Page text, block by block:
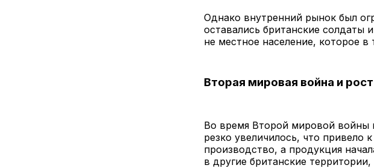
Однако внутренний рынок был
оставались британские солдаты
не местное население, которое
Вторая мировая война и
Во время Второй мировой войны
резко увеличилось, что привело
производство, а продукция
в другие британские